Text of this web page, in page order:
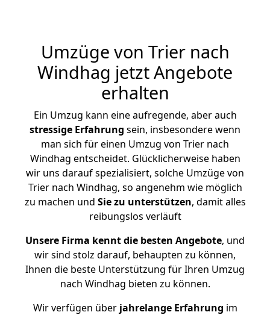
Umzüge von Trier nach
Windhag jetzt Angebote
erhalten
Ein Umzug kann eine aufregende, aber auch
stressige Erfahrung sein, insbesondere wenn
man sich für einen Umzug von Trier nach
Windhag entscheidet. Glücklicherweise haben
wir uns darauf spezialisiert, solche Umzüge von
Trier nach Windhag, so angenehm wie möglich
zu machen und Sie zu unterstützen, damit alles
reibungslos verläuft
Unsere Firma kennt die besten Angebote, und
wir sind stolz darauf, behaupten zu können,
Ihnen die beste Unterstützung für Ihren Umzug
nach Windhag bieten zu können.
Wir verfügen überjahrelange Erfahrung im